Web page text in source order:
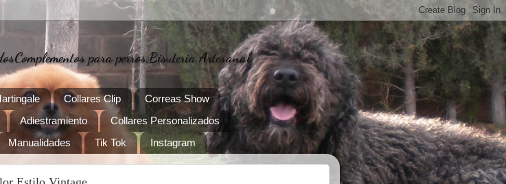
para perros,Bisuteria Artesanal,
Collares Clip
Correas Show
Adiestramiento
Collares Personalizados
Manualidades Tik Tok Instagram